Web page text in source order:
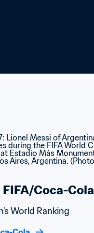
Coca-Cola
World Ranking